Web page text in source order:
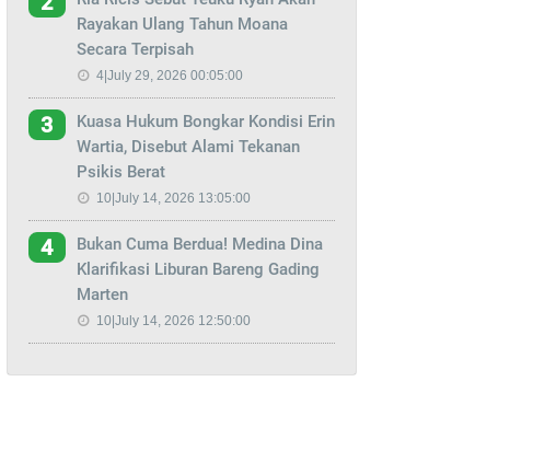
Rayakan Ulang Tahun Moana
Secara Terpisah
4|July 29, 2026 00:05:00
3
Kuasa Hukum Bongkar Kondisi Erin
Wartia, Disebut Alami Tekanan
Psikis Berat
10|July 14, 2026 13:05:00
4
Bukan Cuma Berdua! Medina Dina
Klarifikasi Liburan Bareng Gading
Marten
10|July 14, 2026 12:50:00